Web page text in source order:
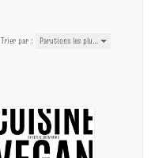
Trier par : Parutions les plu…